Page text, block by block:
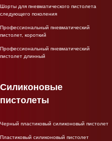
Шорты для пневматического пистолета
следующего поколения
Профессиональный пневматический
пистолет, короткий
Профессиональный пневматический
пистолет длинный
Силиконовые
пистолеты
Черный пластиковый силиконовый пистолет
Пластиковый силиконовый пистолет